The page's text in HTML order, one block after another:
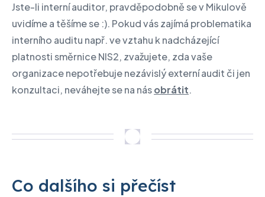
Jste-li interní auditor, pravděpodobně se v Mikulově
uvidíme a těšíme se :). Pokud vás zajímá problematika
interního auditu např. ve vztahu k nadcházející
platnosti směrnice NIS2, zvažujete, zda vaše
organizace nepotřebuje nezávislý externí audit či jen
konzultaci, neváhejte se na násobrátit.
Co dalšího si přečíst